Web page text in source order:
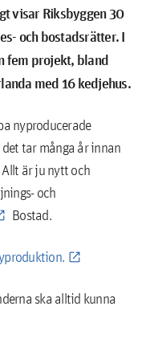
visar Riksbyggen 30
och bostadsrätter.I
fem projekt, bland
med 16 kedjehus.
nyproducerade
tar många år innan
är ju nytt och
och
Bostad.
ska alltid kunna